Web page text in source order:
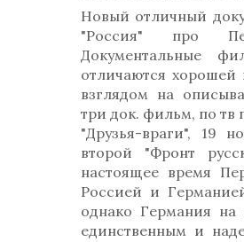
Новый отличный
"Россия" про
Документальные
отличаются хорошей
взглядом на
три док. фильм, по тв
"Друзья-враги", 19
второй "Фронт
настоящее время
Россией и
однако Германия
единственным и